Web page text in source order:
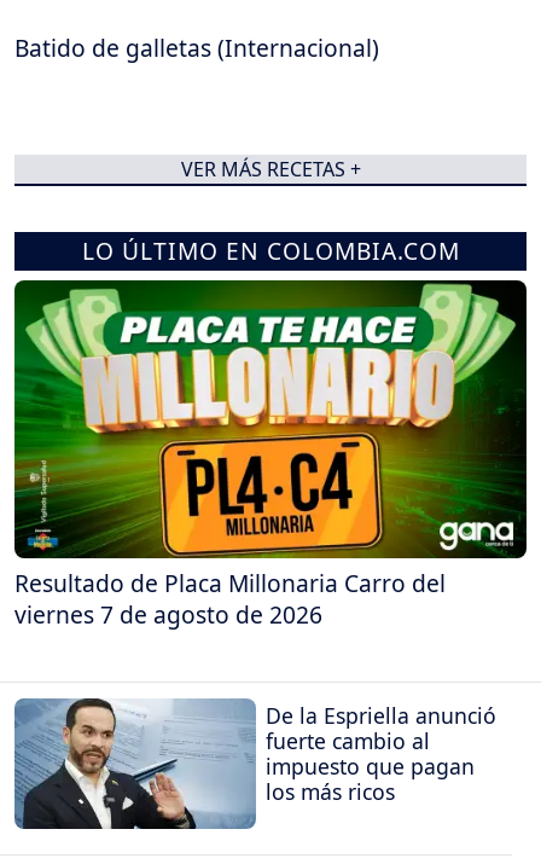
Batido de galletas (Internacional)
VER MÁS RECETAS +
LO ÚLTIMO EN COLOMBIA.COM
Resultado de Placa Millonaria Carro del
viernes 7 de agosto de 2026
De la Espriella anunció
fuerte cambio al
impuesto que pagan
los más ricos